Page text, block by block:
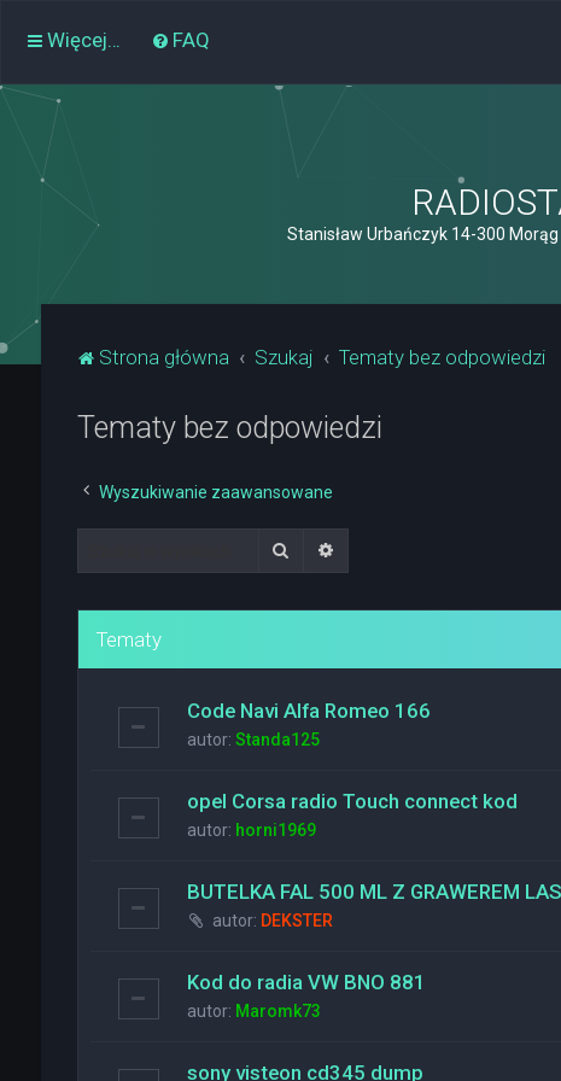
Więcej… FAQ
Stanisław Urbańczyk 14-300
Strona główna Szukaj Tematy bez odpowiedzi
Tematy bez odpowiedzi
Wyszukiwanie zaawansowane
Szukaj
Tematy
Code Navi Alfa Romeo 166
autor: Standa125
opel Corsa radio Touch connect kod
autor: horni1969
BUTELKA FAL 500 ML Z GRAWEREM
autor: DEKSTER
Kod do radia VW BNO 881
autor: Maromk73
sony visteon cd345 dump